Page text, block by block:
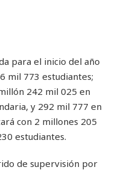
para el inicio del año
mil 773 estudiantes;
242 mil 025 en
y 292 mil 777 en
con 2 millones 205
estudiantes.
de supervisión por